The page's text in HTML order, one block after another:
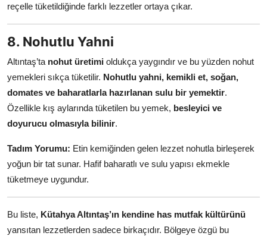
reçelle tüketildiğinde farklı lezzetler ortaya çıkar.
8. Nohutlu Yahni
Altıntaş’ta nohut üretimi oldukça yaygındır ve bu yüzden nohut
yemekleri sıkça tüketilir. Nohutlu yahni, kemikli et, soğan,
domates ve baharatlarla hazırlanan sulu bir yemektir.
Özellikle kış aylarında tüketilen bu yemek, besleyici ve
doyurucu olmasıyla bilinir.
Tadım Yorumu: Etin kemiğinden gelen lezzet nohutla birleşerek
yoğun bir tat sunar. Hafif baharatlı ve sulu yapısı ekmekle
tüketmeye uygundur.
Bu liste, Kütahya Altıntaş’ın kendine has mutfak kültürünü
yansıtan lezzetlerden sadece birkaçıdır. Bölgeye özgü bu